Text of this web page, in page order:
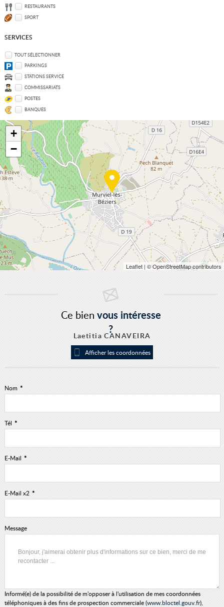
RESTAURANTS
SPORT
SERVICES
TOUT SÉLECTIONNER
PARKINGS
STATIONS SERVICE
COMMISSARIATS
POSTES
BANQUES
+
−
Leaflet | © OpenStreetMap contributors
Ce bien vous intéresse
?
Laetitia CANAVEIRA
Afficher les coordonnées
Nom *
Tél *
E-Mail *
E-Mail x2 *
Message
Informé(e) de la possibilité de m'opposer à l'utilisation de mes coordonnées
téléphoniques à des fins de prospection commerciale (www.bloctel.gouv.fr),